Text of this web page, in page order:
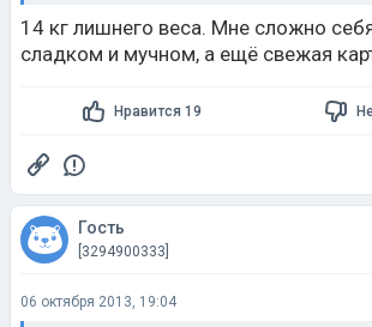
14 кг лишнего веса. Мне сложно
сладком и мучном, а ещё свежая
Нравится 19
Гость
[3294900333]
06 октября 2013, 19:04